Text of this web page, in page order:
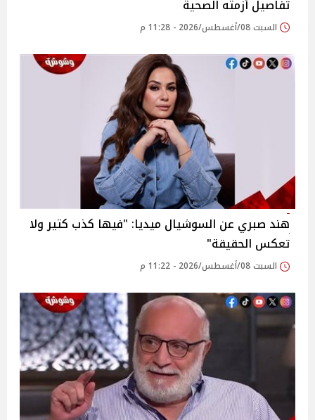
تفاصيل أزمته الصحية
السبت 08/أغسطس/2026 - 11:28 م
هند صبري عن السوشيال ميديا: "فيها كذب كتير ولا
تعكس الحقيقة"
السبت 08/أغسطس/2026 - 11:22 م